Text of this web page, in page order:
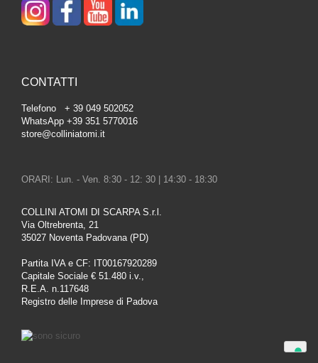
CONTATTI
Telefono + 39 049 502052
WhatsApp +39 351 5770016
store@colliniatomi.it
ORARI: Lun. - Ven. 8:30 - 12: 30 | 14:30 - 18:30
COLLINI ATOMI DI SCARPA S.r.l.
Via Oltrebrenta, 21
35027 Noventa Padovana (PD)
Partita IVA e CF: IT00167920289
Capitale Sociale € 51.480 i.v.,
R.E.A. n.117648
Registro delle Imprese di Padova